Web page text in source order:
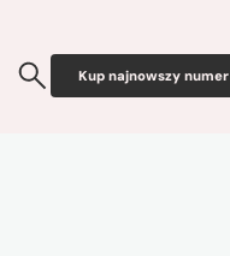
Kup najnowszy numer